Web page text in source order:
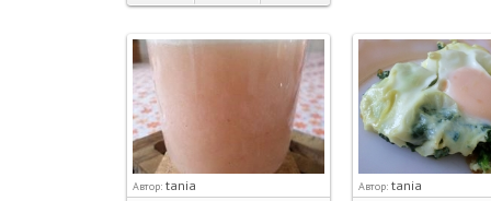
Автор: tania Автор: tania